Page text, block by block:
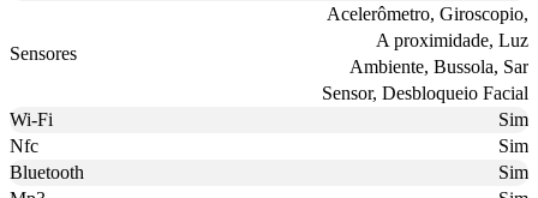
Sensores
Acelerômetro, Giroscopio,
A proximidade, Luz
Ambiente, Bussola, Sar
Sensor, Desbloqueio Facial
Wi-Fi
Sim
Nfc
Sim
Bluetooth
Sim